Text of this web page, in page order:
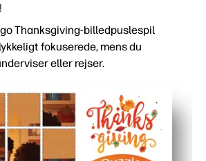
Thanksgiving-billedpuslespil
fokuserede, mens du
eller rejser.
uden forberedelse - bare download
- en hyggelig familie Thanksgiving-
eller klasseværelset - ideel til
mulighed - laminat eller slip en